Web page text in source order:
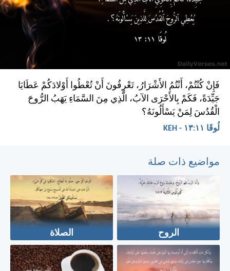
فَإِنْ كُنْتُمْ، أَنْتُمُ الأَشْرَارُ، تَعْرِفُونَ أَنْ تُعْطُوا أَوْلادَكُمْ عَطَايَا
جَيِّدَةً، فَكَمْ بِالأَحْرَى الآبُ، الَّذِي مِنَ السَّمَاءِ يَهَبُ الرُّوحَ
الْقُدُسَ لِمَنْ يَسْأَلُونَهُ؟
لُوقَا ١١:‏١٣ - KEH
مواضيع ذات صلة
الروح الصلاة